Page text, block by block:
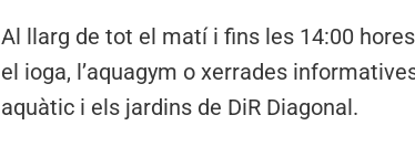
Al llarg de tot el matí i fins les 14:00
el ioga, l’aquagym o xerrades
aquàtic i els jardins de DiR Diagonal.